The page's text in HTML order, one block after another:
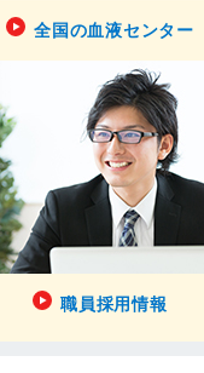
全国の血液センター
職員採用情報